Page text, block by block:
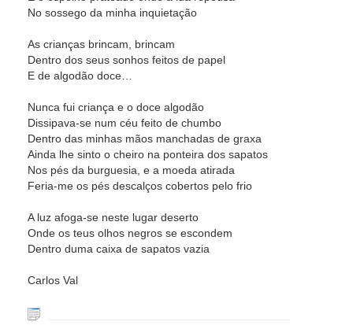
No sossego da minha inquietação
As crianças brincam, brincam
Dentro dos seus sonhos feitos de papel
E de algodão doce…
Nunca fui criança e o doce algodão
Dissipava-se num céu feito de chumbo
Dentro das minhas mãos manchadas de graxa
Ainda lhe sinto o cheiro na ponteira dos sapatos
Nos pés da burguesia, e a moeda atirada
Feria-me os pés descalços cobertos pelo frio
A luz afoga-se neste lugar deserto
Onde os teus olhos negros se escondem
Dentro duma caixa de sapatos vazia
Carlos Val